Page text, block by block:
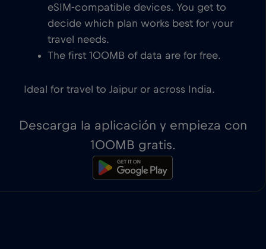
eSIM-compatible devices. You get to
decide which plan works best for your
travel needs.
The first 100MB of data are for free.
Ideal for travel to Jaipur or across India.
Descarga la aplicación y empieza con
100MB gratis.